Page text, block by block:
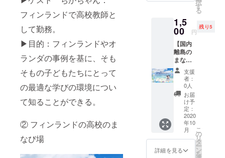
フィンランドで高校教師と
して勤務。
▶︎目的：フィンランドやオ
ランダの事例を基に、そも
そもの子どもたちにとって
の最適な学びの環境につい
て知ることができる。
② フィンランドの高校のま
なび場
KKB「Jチャ
ン+」「ふる
→https://you
tu.be/ZTxIlff
MBtw
MCT南九州
ケーブル
「わっぜか
TV」
LIVINGかご
しま２０周
は、ク
ラウド
ディン
グ終了
後に
メール
にて送
信しま
す。迷
惑メー
ルに分
類され
ないよ
う、ご
確認く
ださ
インア
プリ
Zoomで
行いま
す。ア
プリの
インス
トール
をお願
いいた
しま
す。 ま
た、
Zoomの
参加
ID、パ
スワー
択
す
る
1,5
00 円
残り5
【国内
離島の
まなび
場 （高
校生留
学）
（リア
ルタイ
ム参
加）】
内容、
日程に
ついて
は画像
支援
者：
0人
お届
け予
定：
2020
年10
月
詳細を見る
こ
の
リ
タ
ー
ン
を